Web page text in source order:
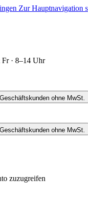
Zur Hauptnavigation
· 8–14 Uhr
ohne MwSt.
ohne MwSt.
zuzugreifen